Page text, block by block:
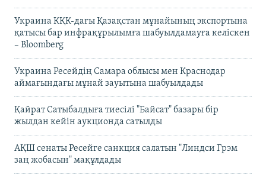
Украина КҚК-дағы Қазақстан мұнайының экспортына
қатысы бар инфрақұрылымға шабуылдамауға келіскен
– Bloomberg
Украина Ресейдің Самара облысы мен Краснодар
аймағындағы мұнай зауытына шабуылдады
Қайрат Сатыбалдыға тиесілі "Байсат" базары бір
жылдан кейін аукционда сатылды
АҚШ сенаты Ресейге санкция салатын "Линдси Грэм
заң жобасын" мақұлдады